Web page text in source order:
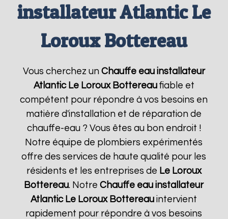
installateur Atlantic Le
Loroux Bottereau
Vous cherchez un Chauffe eau installateur
Atlantic Le Loroux Bottereaufiable et
compétent pour répondre à vos besoins en
matière d'installation et de réparation de
chauffe-eau ? Vous êtes au bon endroit !
Notre équipe de plombiers expérimentés
offre des services de haute qualité pour les
résidents et les entreprises de Le Loroux
Bottereau. NotreChauffe eau installateur
Atlantic Le Loroux Bottereau intervient
rapidement pour répondre à vos besoins